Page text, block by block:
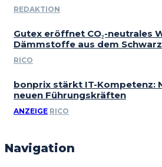
REDAKTION
Gutex eröffnet CO₂-neutrales
Dämmstoffe aus dem
RICO
bonprix stärkt IT-Kompetenz:
neuen Führungskräften
ANZEIGE RICO
Navigation